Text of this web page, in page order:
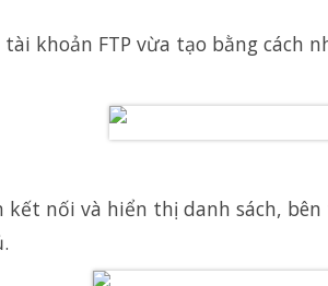
khoản FTP vừa tạo bằng cách
kết nối và hiển thị danh sách,